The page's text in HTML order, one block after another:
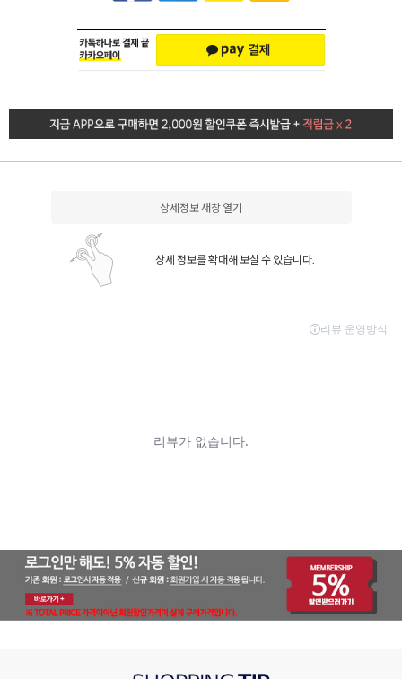
상세정보 새창 열기
상세 정보를 확대해 보실 수 있습니다.